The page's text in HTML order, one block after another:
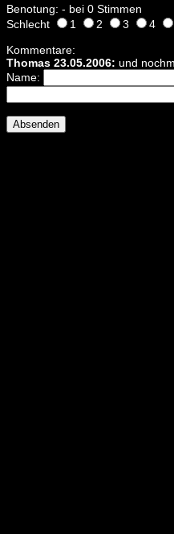
Benotung: - bei 0 Stimmen
Schlecht
1 2 3 4
Kommentare:
Thomas 23.05.2006: und
Name: